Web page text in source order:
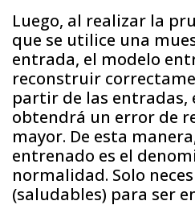
Luego, al realizar la
que se utilice una
entrada, el modelo
reconstruir
partir de las entradas,
obtendrá un error de
mayor. De esta
entrenado es el
normalidad. Solo
(saludables) para ser